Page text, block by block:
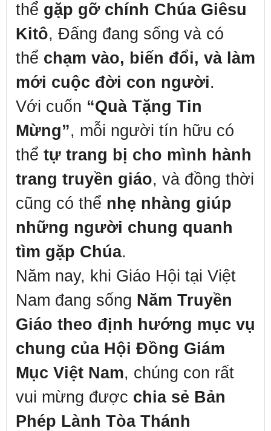
thể gặp gỡ chính Chúa Giêsu
Kitô, Đấng đang sống và có
thể chạm vào, biến đổi, và làm
mới cuộc đời con người.
Với cuốn “Quà Tặng Tin
Mừng”, mỗi người tín hữu có
thể tự trang bị cho mình hành
trang truyền giáo, và đồng thời
cũng có thể nhẹ nhàng giúp
những người chung quanh
tìm gặp Chúa.
Năm nay, khi Giáo Hội tại Việt
Nam đang sống Năm Truyền
Giáo theo định hướng mục vụ
chung của Hội Đồng Giám
Mục Việt Nam, chúng con rất
vui mừng được chia sẻ Bản
Phép Lành Tòa Thánh